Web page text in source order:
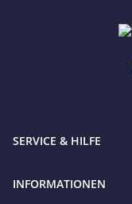
SERVICE & HILFE
INFORMATIONEN